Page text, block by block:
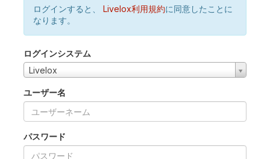
ログインすると、
Livelox利用規約に同意したことに
なります。
ログインシステム
Livelox
ユーザー名
パスワード